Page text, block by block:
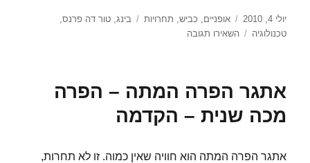
פורסם
בתאריך
יולי 4, 2010 קטגוריות
אופניים, כביש, תחרויות תגיות
בינג,טור דה פרנס,
טכנולוגיה
השאירו תגובה
במאה
אתגר הפרה המתה – הפרה
מכה שנית – הקדמה
אתגר הפרה המתה הוא חוויה שאין כמוה. זו לא תחרות,